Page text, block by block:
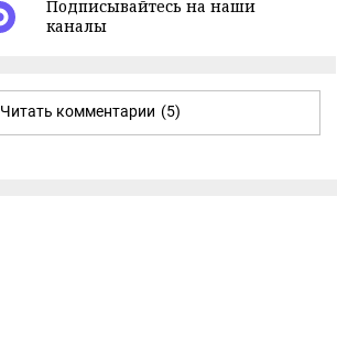
Подписывайтесь на наши
каналы
Читать комментарии (5)